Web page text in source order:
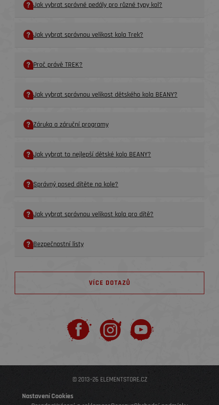
Jak vybrat správné pedály pro různé typy kol?
Jak vybrat správnou velikost kola Trek?
Proč právě TREK?
Jak vybrat správnou velikost dětského kola BEANY?
Záruka a záruční programy
Jak vybrat to nejlepší dětské kolo BEANY?
Správný posed dítěte na kole?
Jak vybrat správnou velikost kola pro dítě?
Bezpečnostní listy
VÍCE DOTAZŮ
© 2013–26 ELEMENTSTORE.CZ
Nastavení Cookies